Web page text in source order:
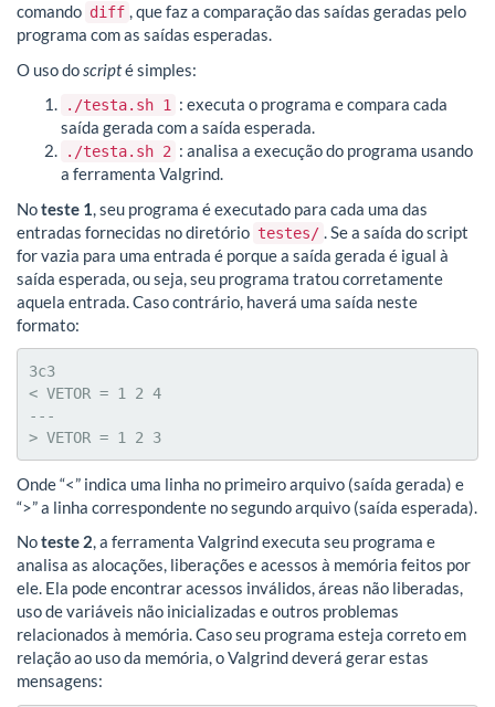
comando diff , que faz a comparação das saídas geradas pelo
programa com as saídas esperadas.
O uso doscripté simples:
./testa.sh 1 : executa o programa e compara cada
saída gerada com a saída esperada.
./testa.sh 2 : analisa a execução do programa usando
a ferramenta Valgrind.
Noteste 1, seu programa é executado para cada uma das
entradas fornecidas no diretório testes/ . Se a saída do script
for vazia para uma entrada é porque a saída gerada é igual à
saída esperada, ou seja, seu programa tratou corretamente
aquela entrada. Caso contrário, haverá uma saída neste
formato:
3c3
< VETOR = 1 2 4
---
> VETOR = 1 2 3
Onde “<” indica uma linha no primeiro arquivo (saída gerada) e
“>” a linha correspondente no segundo arquivo (saída esperada).
Noteste 2, a ferramenta Valgrind executa seu programa e
analisa as alocações, liberações e acessos à memória feitos por
ele. Ela pode encontrar acessos inválidos, áreas não liberadas,
uso de variáveis não inicializadas e outros problemas
relacionados à memória. Caso seu programa esteja correto em
relação ao uso da memória, o Valgrind deverá gerar estas
mensagens: